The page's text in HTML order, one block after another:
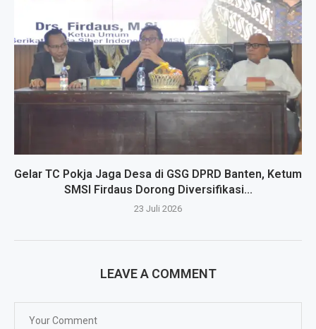
Gelar TC Pokja Jaga Desa di GSG DPRD Banten, Ketum
SMSI Firdaus Dorong Diversifikasi...
23 Juli 2026
LEAVE A COMMENT